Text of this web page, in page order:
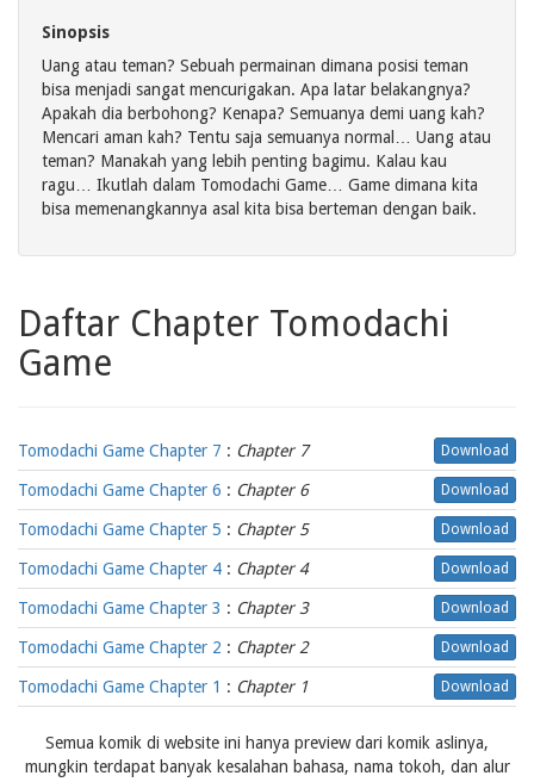
Sinopsis
Uang atau teman? Sebuah permainan dimana posisi teman
bisa menjadi sangat mencurigakan. Apa latar belakangnya?
Apakah dia berbohong? Kenapa? Semuanya demi uang kah?
Mencari aman kah? Tentu saja semuanya normal… Uang atau
teman? Manakah yang lebih penting bagimu. Kalau kau
ragu… Ikutlah dalam Tomodachi Game… Game dimana kita
bisa memenangkannya asal kita bisa berteman dengan baik.
Daftar Chapter Tomodachi
Game
Tomodachi Game Chapter 7 : Chapter 7 Download
Tomodachi Game Chapter 6 : Chapter 6 Download
Tomodachi Game Chapter 5 : Chapter 5 Download
Tomodachi Game Chapter 4 : Chapter 4 Download
Tomodachi Game Chapter 3 : Chapter 3 Download
Tomodachi Game Chapter 2 : Chapter 2 Download
Tomodachi Game Chapter 1 : Chapter 1 Download
Semua komik di website ini hanya preview dari komik aslinya,
mungkin terdapat banyak kesalahan bahasa, nama tokoh, dan alur